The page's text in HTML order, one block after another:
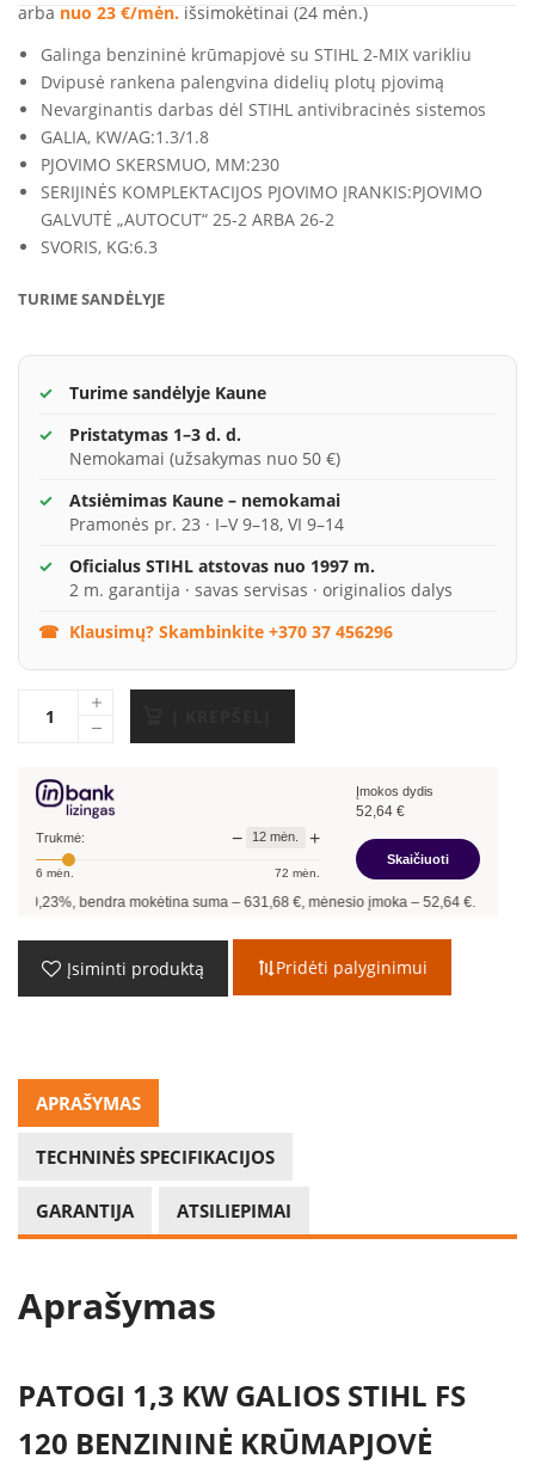
arba nuo 23 €/mėn. išsimokėtinai (24 mėn.)
Galinga benzininė krūmapjovė su STIHL 2-MIX varikliu
Dvipusė rankena palengvina didelių plotų pjovimą
Nevarginantis darbas dėl STIHL antivibracinės sistemos
GALIA, KW/AG:1.3/1.8
PJOVIMO SKERSMUO, MM:230
SERIJINĖS KOMPLEKTACIJOS PJOVIMO ĮRANKIS:PJOVIMO
GALVUTĖ „AUTOCUT“ 25-2 ARBA 26-2
SVORIS, KG:6.3
TURIME SANDĖLYJE
Turime sandėlyje Kaune
Pristatymas 1–3 d. d.
Nemokamai (užsakymas nuo 50 €)
Atsiėmimas Kaune – nemokamai
Pramonės pr. 23 · I–V 9–18, VI 9–14
Oficialus STIHL atstovas nuo 1997 m.
2 m. garantija · savas servisas · originalios dalys
Klausimų? Skambinkite +370 37 456296
Trukmė: − 12 mėn. +
6 mėn. 72 mėn.
Įmokos dydis
52,64 €
Skaičiuoti
mokėtina suma –631,68€, mėnesio įmoka –52,64€.
Įsiminti produktą Pridėti palyginimui
APRAŠYMAS
TECHNINĖS SPECIFIKACIJOS
GARANTIJA ATSILIEPIMAI
Aprašymas
PATOGI 1,3 KW GALIOS STIHL FS
120 BENZININĖ KRŪMAPJOVĖ